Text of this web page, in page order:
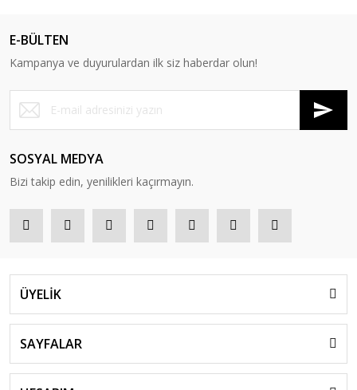
E-BÜLTEN
Kampanya ve duyurulardan ilk siz haberdar olun!
SOSYAL MEDYA
Bizi takip edin, yenilikleri kaçırmayın.
ÜYELİK
SAYFALAR